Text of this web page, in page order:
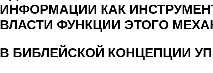
ИНФОРМАЦИИ КАК
ВЛАСТИ ФУНКЦИИ ЭТОГО
В БИБЛЕЙСКОЙ КОНЦЕПЦИИ